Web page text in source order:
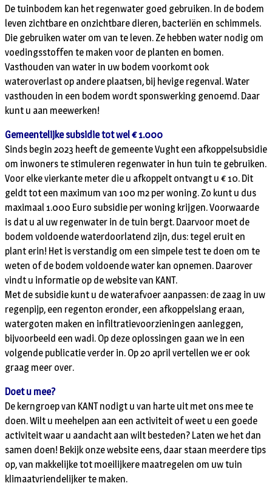
De tuinbodem kan het regenwater goed gebruiken. In de bodem
leven zichtbare en onzichtbare dieren, bacteriën en schimmels.
Die gebruiken water om van te leven. Ze hebben water nodig om
voedingsstoffen te maken voor de planten en bomen.
Vasthouden van water in uw bodem voorkomt ook
wateroverlast op andere plaatsen, bij hevige regenval. Water
vasthouden in een bodem wordt sponswerking genoemd. Daar
kunt u aan meewerken!
Gemeentelijke subsidie tot wel € 1.000
Sinds begin 2023 heeft de gemeente Vught een afkoppelsubsidie
om inwoners te stimuleren regenwater in hun tuin te gebruiken.
Voor elke vierkante meter die u afkoppelt ontvangt u € 10. Dit
geldt tot een maximum van 100 m2 per woning. Zo kunt u dus
maximaal 1.000 Euro subsidie per woning krijgen. Voorwaarde
is dat u al uw regenwater in de tuin bergt. Daarvoor moet de
bodem voldoende waterdoorlatend zijn, dus: tegel eruit en
plant erin! Het is verstandig om een simpele test te doen om te
weten of de bodem voldoende water kan opnemen. Daarover
vindt u informatie op de website van KANT.
Met de subsidie kunt u de waterafvoer aanpassen: de zaag in uw
regenpijp, een regenton eronder, een afkoppelslang eraan,
watergoten maken en infiltratievoorzieningen aanleggen,
bijvoorbeeld een wadi. Op deze oplossingen gaan we in een
volgende publicatie verder in. Op 20 april vertellen we er ook
graag meer over.
Doet u mee?
De kerngroep van KANT nodigt u van harte uit met ons mee te
doen. Wilt u meehelpen aan een activiteit of weet u een goede
activiteit waar u aandacht aan wilt besteden? Laten we het dan
samen doen! Bekijk onze website eens, daar staan meerdere tips
op, van makkelijke tot moeilijkere maatregelen om uw tuin
klimaatvriendelijker te maken.